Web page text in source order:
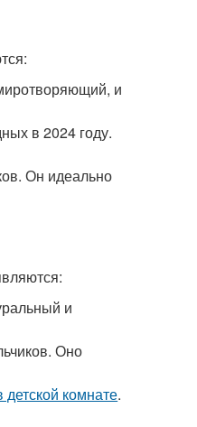
и
в 2024 году.
Он идеально
и
Оно
детской комнате.